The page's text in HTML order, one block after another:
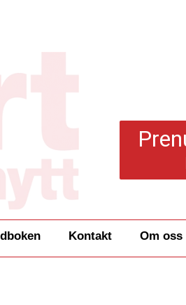
Kontakt Om oss